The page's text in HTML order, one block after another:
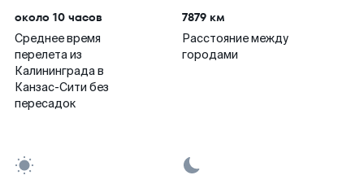
около 10 часов
Среднее время
перелета из
Калининграда в
Канзас-Сити без
пересадок
7879 км
Расстояние между
городами